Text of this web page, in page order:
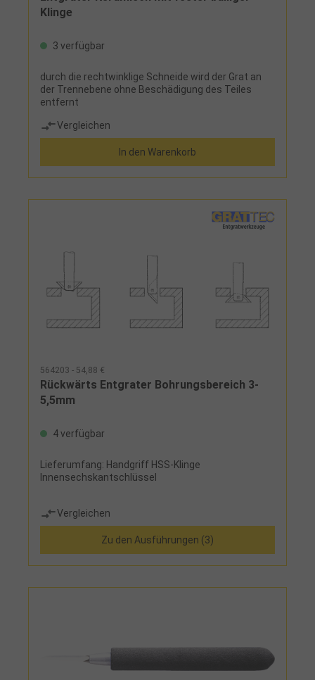
Klinge
3 verfügbar
durch die rechtwinklige Schneide wird der Grat an
der Trennebene ohne Beschädigung des Teiles
entfernt
Vergleichen
In den Warenkorb
564203 - 54,88 €
Rückwärts Entgrater Bohrungsbereich 3-
5,5mm
4 verfügbar
Lieferumfang: Handgriff HSS-Klinge
Innensechskantschlüssel
Vergleichen
Zu den Ausführungen (3)